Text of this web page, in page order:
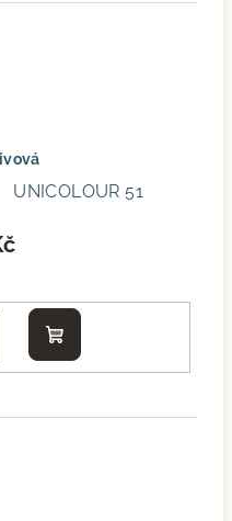
UNICOLOUR 51
Do
košíku